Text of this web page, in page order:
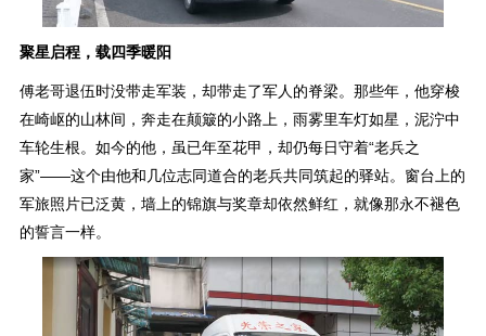
聚星启程，载四季暖阳
傅老哥退伍时没带走军装，却带走了军人的脊梁。那些年，他穿梭
在崎岖的山林间，奔走在颠簸的小路上，雨雾里车灯如星，泥泞中
车轮生根。如今的他，虽已年至花甲，却仍每日守着“老兵之
家”——这个由他和几位志同道合的老兵共同筑起的驿站。窗台上的
军旅照片已泛黄，墙上的锦旗与奖章却依然鲜红，就像那永不褪色
的誓言一样。